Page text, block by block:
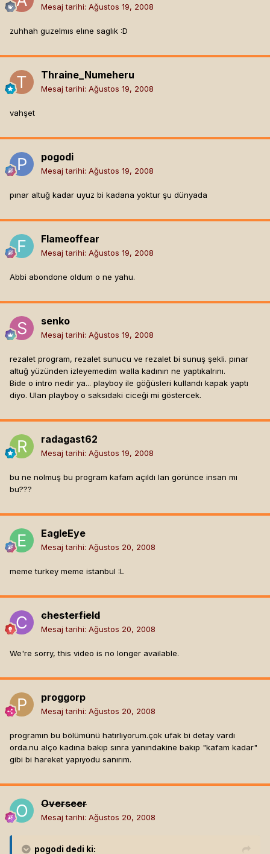
Mesaj tarihi: Ağustos 19, 2008
zuhhah guzelmıs elıne saglık :D
Thraine_Numeheru
Mesaj tarihi: Ağustos 19, 2008
vahşet
pogodi
Mesaj tarihi: Ağustos 19, 2008
pınar altuğ kadar uyuz bi kadana yoktur şu dünyada
Flameoffear
Mesaj tarihi: Ağustos 19, 2008
Abbi abondone oldum o ne yahu.
senko
Mesaj tarihi: Ağustos 19, 2008
rezalet program, rezalet sunucu ve rezalet bi sunuş şekli. pınar
altuğ yüzünden izleyemedim walla kadının ne yaptıkalrını.
Bide o intro nedir ya... playboy ile göğüsleri kullandı kapak yaptı
diyo. Ulan playboy o saksıdaki ciceği mi göstercek.
radagast62
Mesaj tarihi: Ağustos 19, 2008
bu ne nolmuş bu program kafam açıldı lan görünce insan mı
bu???
EagleEye
Mesaj tarihi: Ağustos 20, 2008
meme turkey meme istanbul :L
chesterfield
Mesaj tarihi: Ağustos 20, 2008
We're sorry, this video is no longer available.
proggorp
Mesaj tarihi: Ağustos 20, 2008
programın bu bölümünü hatırlıyorum.çok ufak bi detay vardı
orda.nu alço kadına bakıp sınra yanındakine bakıp "kafam kadar"
gibi bi hareket yapıyodu sanırım.
Overseer
Mesaj tarihi: Ağustos 20, 2008
pogodi dedi ki: